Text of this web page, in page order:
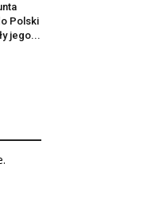
Polski
jego...